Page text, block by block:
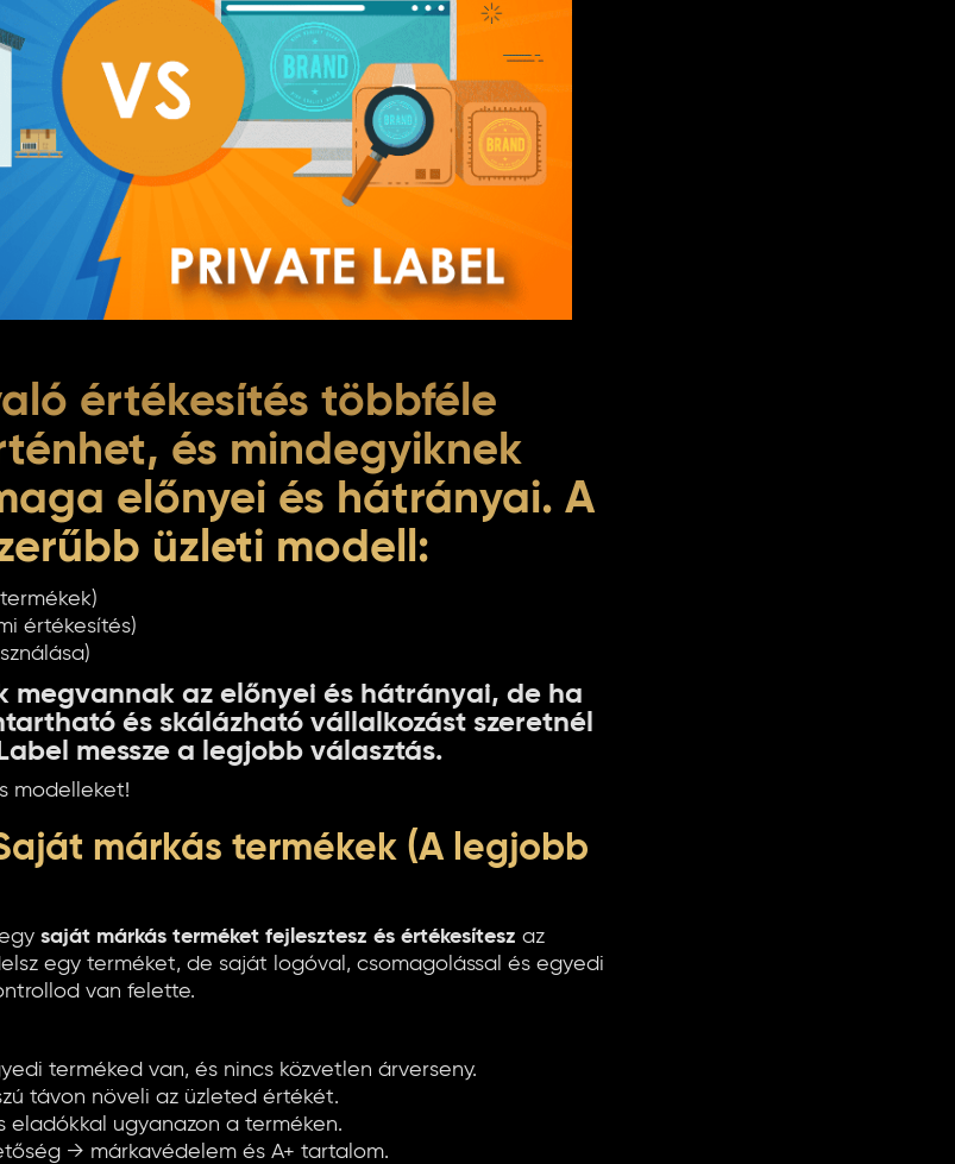
értékesítés többféle
és mindegyiknek
előnyei és hátrányai. A
üzleti modell:
értékesítés)
megvannak az előnyei és hátrányai, de ha
és skálázható vállalkozást szeretnél
messze a legjobb választás.
modelleket!
márkás termékek (A legjobb
saját márkás terméket fejlesztesz és értékesítesz az
egy terméket, de saját logóval, csomagolással és egyedi
van felette.
terméked van, és nincs közvetlen árverseny.
távon növeli az üzleted értékét.
eladókkal ugyanazon a terméken.
→ márkavédelem és A+ tartalom.